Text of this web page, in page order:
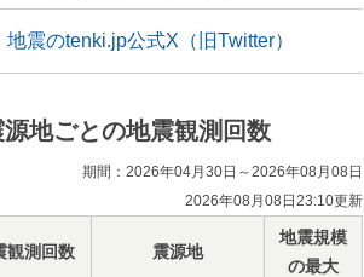
地震のtenki.jp公式X（旧Twitter）
源地ごとの地震観測回数
期間：2026年04月30日～2026年08月08日
2026年08月08日23:10更新
観測回数 震源地
地震規模
の最大